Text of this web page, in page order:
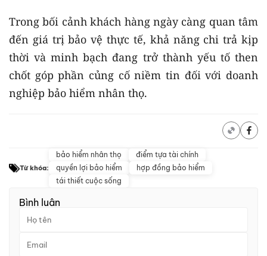
Trong bối cảnh khách hàng ngày càng quan tâm
đến giá trị bảo vệ thực tế, khả năng chi trả kịp
thời và minh bạch đang trở thành yếu tố then
chốt góp phần củng cố niềm tin đối với doanh
nghiệp bảo hiểm nhân thọ.
Từ khóa:
bảo hiểm nhân thọ
điểm tựa tài chính
quyền lợi bảo hiểm
hợp đồng bảo hiểm
tái thiết cuộc sống
Bình luận